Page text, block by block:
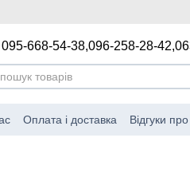
095-668-54-38,096-258-28-42,
Оплата і доставка Відгуки